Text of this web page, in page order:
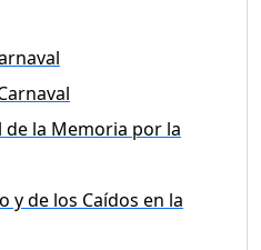
de la Memoria por la
y de los Caídos en la